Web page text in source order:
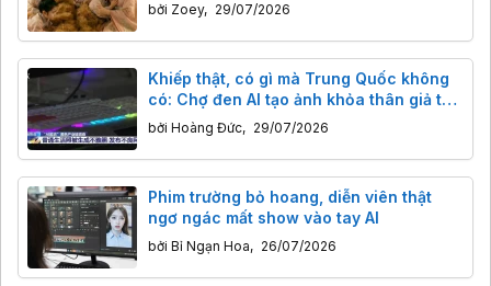
bởi Zoey, 29/07/2026
Khiếp thật, có gì mà Trung Quốc không
có: Chợ đen AI tạo ảnh khỏa thân giả từ
ảnh thông thường
bởi Hoàng Đức, 29/07/2026
Phim trường bỏ hoang, diễn viên thật
ngơ ngác mất show vào tay AI
bởi Bỉ Ngạn Hoa, 26/07/2026